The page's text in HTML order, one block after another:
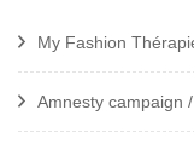
My Fashion
Amnesty campaign